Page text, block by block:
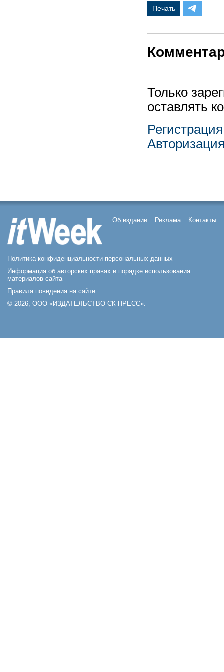
Печать
Только
оставлять
Регистрация
Об издании Реклама Контакты
Политика конфиденциальности персональных данных
Информация об авторских правах и порядке использования
материалов сайта
Правила поведения на сайте
© 2026, ООО «ИЗДАТЕЛЬСТВО СК ПРЕСС».